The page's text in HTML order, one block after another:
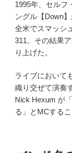
1995年、セルフ
ングル【Down
全米でスマッシ
311。その結果
り上げた。
ライブにおいて
織り交ぜて演奏
Nick Hexum が
る」とMCする